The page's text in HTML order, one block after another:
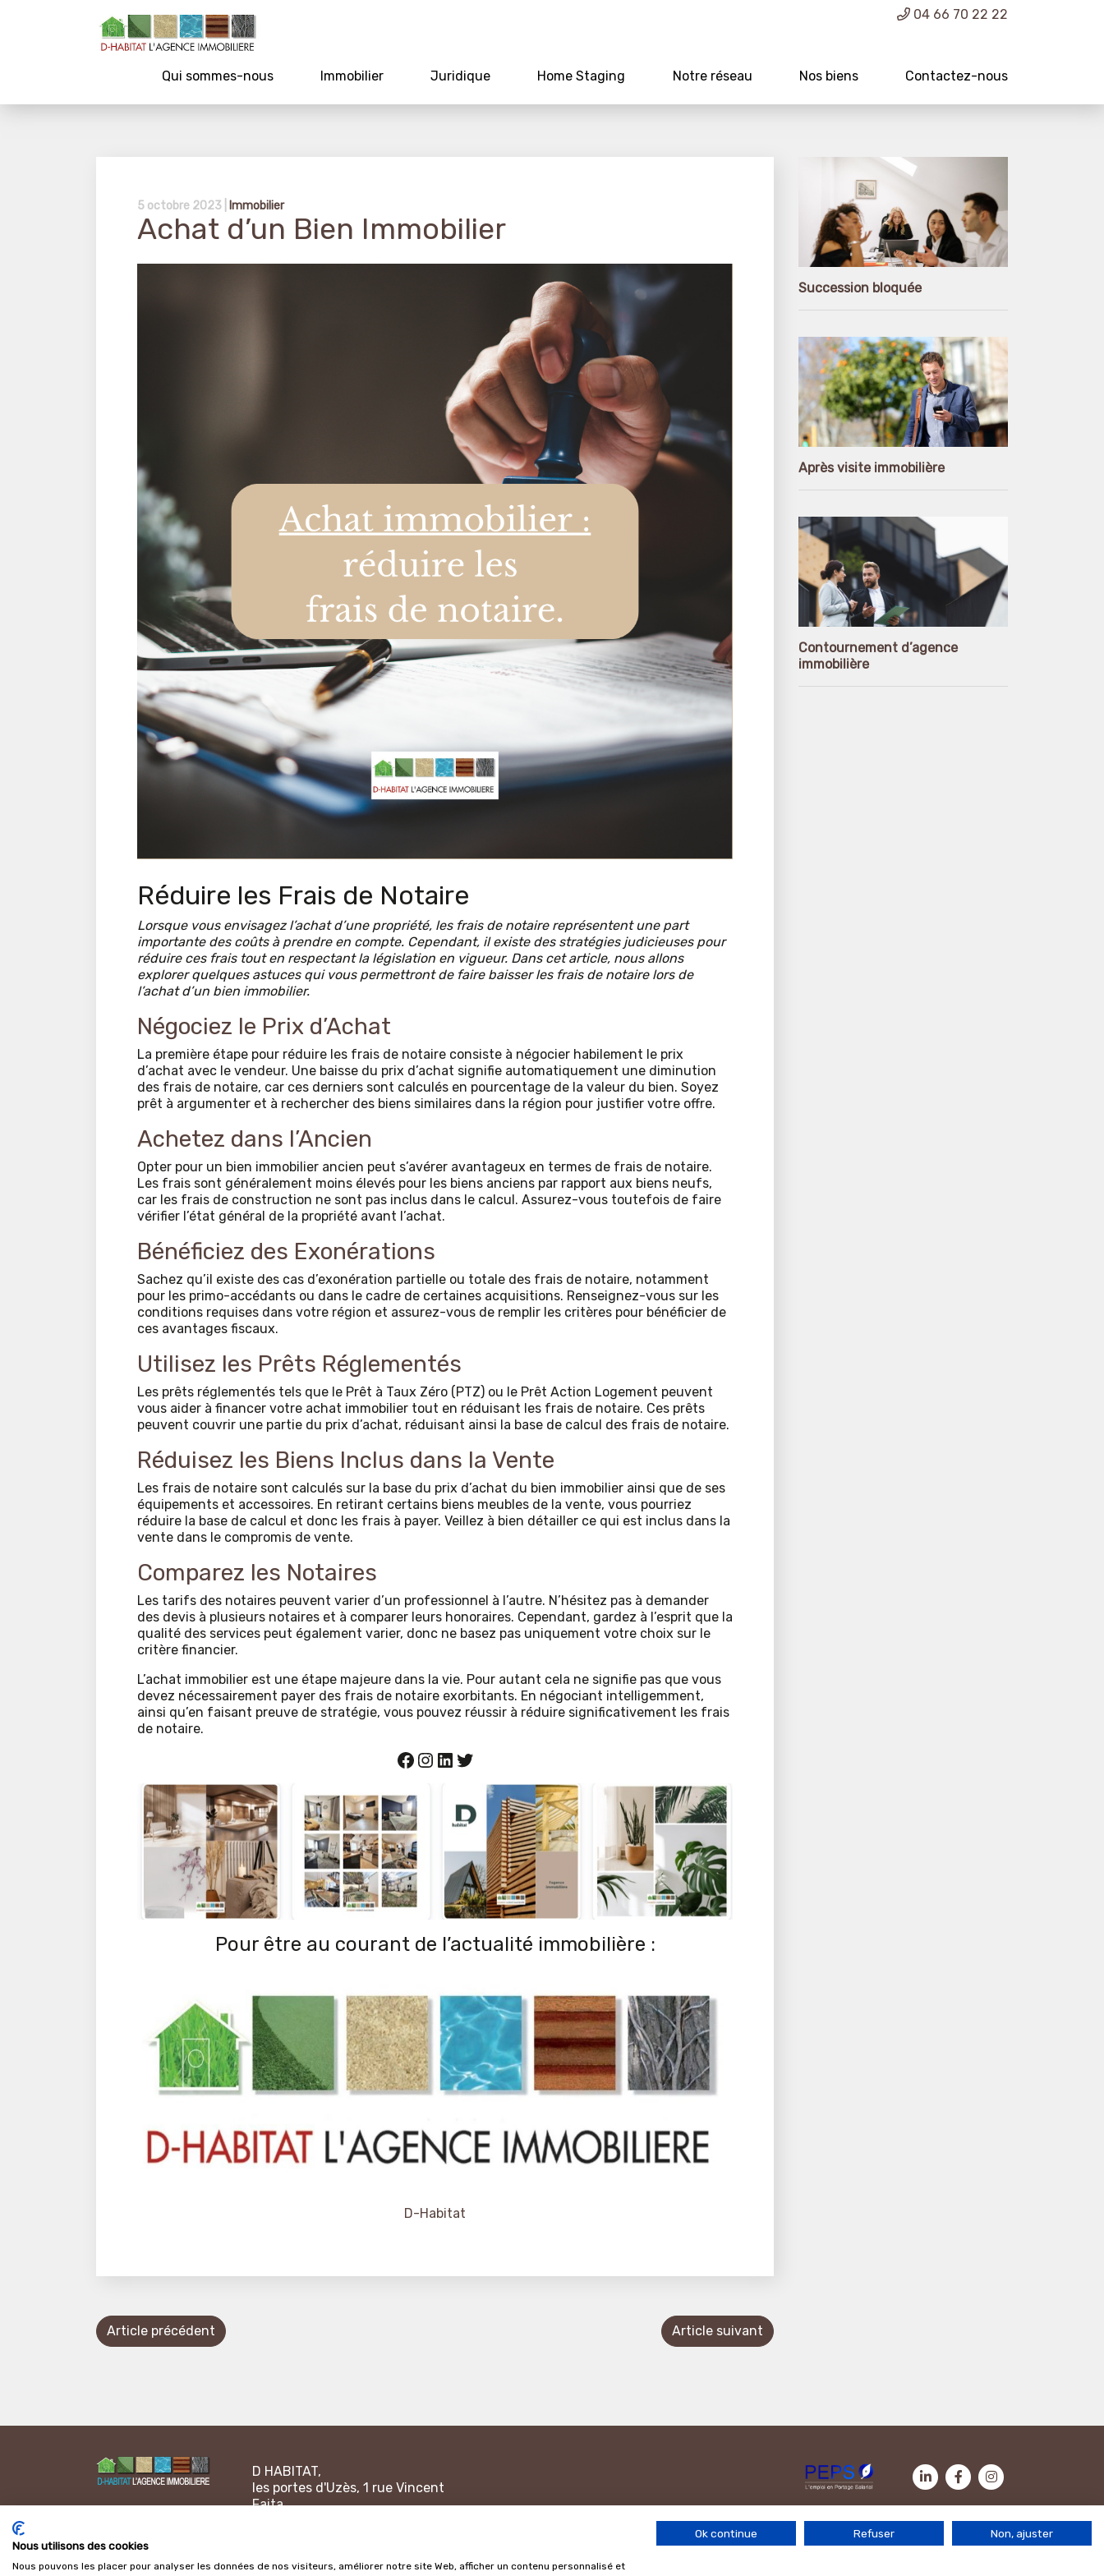
04 66 70 22 22
Qui sommes-nous Immobilier Juridique Home Staging Notre réseau Nos biens Contactez-nous
5 octobre 2023 | Immobilier
Achat d’un Bien Immobilier
Réduire les Frais de Notaire
Lorsque vous envisagez l’achat d’une propriété, les frais de notaire représentent une part
importante des coûts à prendre en compte. Cependant, il existe des stratégies judicieuses pour
réduire ces frais tout en respectant la législation en vigueur. Dans cet article, nous allons
explorer quelques astuces qui vous permettront de faire baisser les frais de notaire lors de
l’achat d’un bien immobilier.
Négociez le Prix d’Achat
La première étape pour réduire les frais de notaire consiste à négocier habilement le prix
d’achat avec le vendeur. Une baisse du prix d’achat signifie automatiquement une diminution
des frais de notaire, car ces derniers sont calculés en pourcentage de la valeur du bien. Soyez
prêt à argumenter et à rechercher des biens similaires dans la région pour justifier votre offre.
Achetez dans l’Ancien
Opter pour un bien immobilier ancien peut s’avérer avantageux en termes de frais de notaire.
Les frais sont généralement moins élevés pour les biens anciens par rapport aux biens neufs,
car les frais de construction ne sont pas inclus dans le calcul. Assurez-vous toutefois de faire
vérifier l’état général de la propriété avant l’achat.
Bénéficiez des Exonérations
Sachez qu’il existe des cas d’exonération partielle ou totale des frais de notaire, notamment
pour les primo-accédants ou dans le cadre de certaines acquisitions. Renseignez-vous sur les
conditions requises dans votre région et assurez-vous de remplir les critères pour bénéficier de
ces avantages fiscaux.
Utilisez les Prêts Réglementés
Les prêts réglementés tels que le Prêt à Taux Zéro (PTZ) ou le Prêt Action Logement peuvent
vous aider à financer votre achat immobilier tout en réduisant les frais de notaire. Ces prêts
peuvent couvrir une partie du prix d’achat, réduisant ainsi la base de calcul des frais de notaire.
Réduisez les Biens Inclus dans la Vente
Les frais de notaire sont calculés sur la base du prix d’achat du bien immobilier ainsi que de ses
équipements et accessoires. En retirant certains biens meubles de la vente, vous pourriez
réduire la base de calcul et donc les frais à payer. Veillez à bien détailler ce qui est inclus dans la
vente dans le compromis de vente.
Comparez les Notaires
Les tarifs des notaires peuvent varier d’un professionnel à l’autre. N’hésitez pas à demander
des devis à plusieurs notaires et à comparer leurs honoraires. Cependant, gardez à l’esprit que la
qualité des services peut également varier, donc ne basez pas uniquement votre choix sur le
critère financier.
L’achat immobilier est une étape majeure dans la vie. Pour autant cela ne signifie pas que vous
devez nécessairement payer des frais de notaire exorbitants. En négociant intelligemment,
ainsi qu’en faisant preuve de stratégie, vous pouvez réussir à réduire significativement les frais
de notaire.
Facebook
Instagram
LinkedIn
Twitter
Pour être au courant de l’actualité immobilière :
D-Habitat
Article précédent Article suivant
Succession bloquée
Après visite immobilière
Contournement d’agence
immobilière
D HABITAT,
les portes d'Uzès, 1 rue Vincent
Faita
+33(0)4 66 70 22 22
Nous utilisons des cookies
Nous pouvons les placer pour analyser les données de nos visiteurs, améliorer notre site Web, afficher un contenu personnalisé et
Ok continue Refuser Non, ajuster